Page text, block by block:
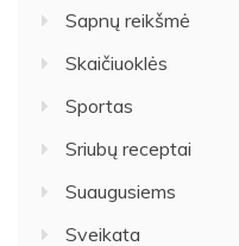
Sapnų reikšmė
Skaičiuoklės
Sportas
Sriubų receptai
Suaugusiems
Sveikata